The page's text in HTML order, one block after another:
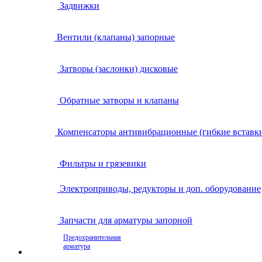
Задвижки
Вентили (клапаны) запорные
Затворы (заслонки) дисковые
Обратные затворы и клапаны
Компенсаторы антивибрационные (гибкие
Фильтры и грязевики
Электроприводы, редукторы и доп. оборудование
Запчасти для арматуры запорной
Предохранительная
арматура